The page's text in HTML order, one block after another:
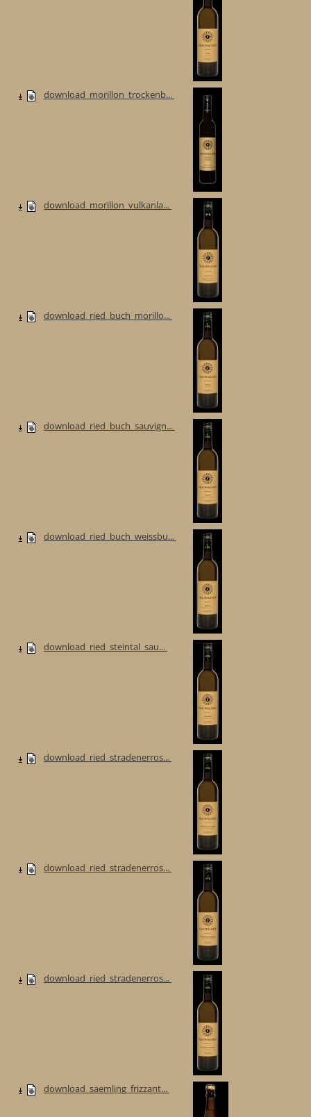
download_morillon_trockenb...
download_morillon_vulkanla...
download_ried_buch_morillo...
download_ried_buch_sauvign...
download_ried_buch_weissbu...
download_ried_steintal_sau...
download_ried_stradenerros...
download_ried_stradenerros...
download_ried_stradenerros...
download_saemling_frizzant...